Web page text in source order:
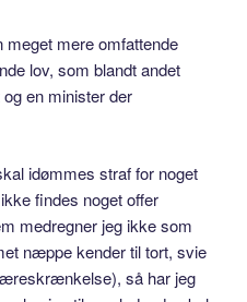
meget mere omfattende
lov, som blandt andet
en minister der
idømmes straf for noget
findes noget offer
medregner jeg ikke som
næppe kender til tort, svie
så har jeg